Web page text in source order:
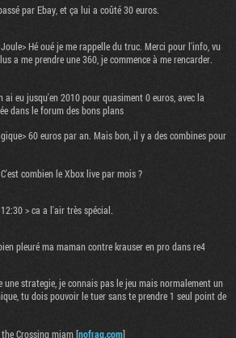
par Ebay, et ça lui a coûté 30 euros.
Joule> Hé oué je me rappelle du truc. Merci pour l'info, vu
a me prendre une 360, je commence à me rencarder.
ai eu jusqu'en 2010 pour quasiment 0 euros, avec la
dans le forum des bons plans
60 euros par an. Mais bon, il y a des combines pour
C'est combien le Xbox live par mois ?
12:30 > ca a l'air très spécial.
pleuré ma maman contre krauser en pro dans re4
une strategie, je connais pas le jeu mais normalement un
tu dois pouvoir le tuer sans te prendre 1 seul point de
Crossing miam [nofrag.com]